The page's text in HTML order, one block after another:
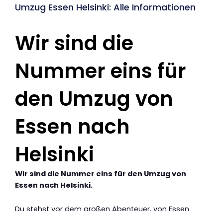
Umzug Essen Helsinki: Alle Informationen
Wir sind die
Nummer eins für
den Umzug von
Essen nach
Helsinki
Wir sind die Nummer eins für den Umzug von
Essen nach Helsinki.